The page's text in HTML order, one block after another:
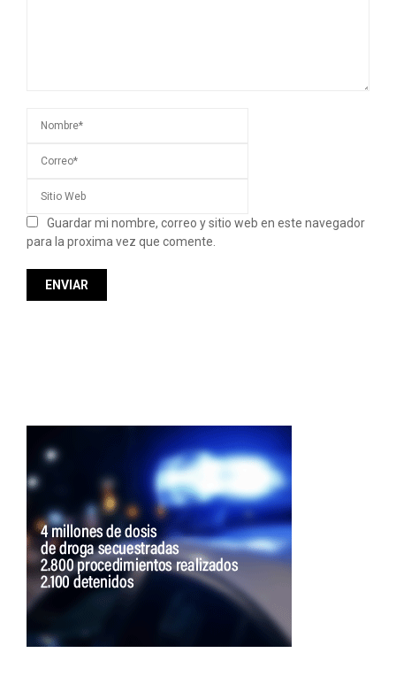
Guardar mi nombre, correo y sitio web en este navegador
para la proxima vez que comente.